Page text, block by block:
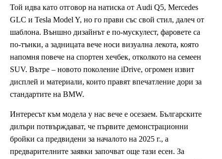
Той идва като отговор на натиска от Audi Q5, Mercedes
GLC и Tesla Model Y, но го прави със свой стил, далеч от
шаблона. Външно дизайнът е по-мускулест, фаровете са
по-тънки, а задницата вече носи визуална лекота, която
напомня повече на спортен хечбек, отколкото на семеен
SUV. Вътре – новото поколение iDrive, огромен извит
дисплей и материали, които правят впечатление дори за
стандартите на BMW.
Интересът към модела у нас вече е осезаем. Българските
дилъри потвърждават, че първите демонстрационни
бройки са предвидени за началото на 2025 г., а
предварителните заявки започват още тази есен. За